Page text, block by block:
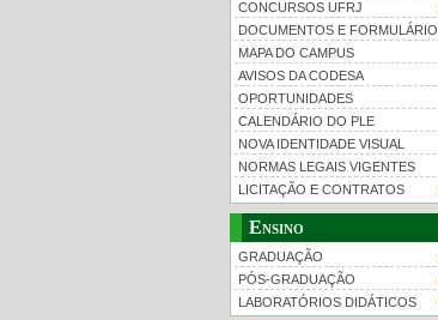
CONCURSOS UFRJ
DOCUMENTOS E
MAPA DO CAMPUS
AVISOS DA CODESA
OPORTUNIDADES
CALENDÁRIO DO PLE
NOVA IDENTIDADE VISUAL
NORMAS LEGAIS VIGENTES
LICITAÇÃO E CONTRATOS
Ensino
GRADUAÇÃO
PÓS-GRADUAÇÃO
LABORATÓRIOS DIDÁTICOS
UFRJ 100 anos